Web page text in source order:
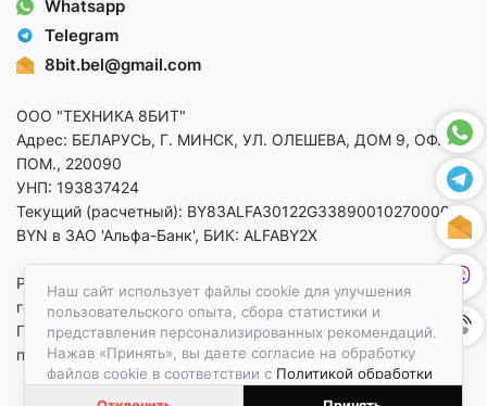
Наш сайт использует файлы cookie для улучшения
пользовательского опыта, сбора статистики и
представления персонализированных рекомендаций.
Нажав «Принять», вы даете согласие на обработку
файлов cookie в соответствии с Политикой обработки
Whatsapp
Telegram
8bit.bel@gmail.com
ООО "ТЕХНИКА 8БИТ"
Адрес: БЕЛАРУСЬ, Г. МИНСК, УЛ. ОЛЕШЕВА, ДОМ 9, ОФ. 5,
ПОМ., 220090
УНП: 193837424
Текущий (расчетный): BY83ALFA30122G33890010270000 в
BYN в ЗАО 'Альфа-Банк', БИК: ALFABY2X
Регистрация в торговом реестре от 14.08.2025 Минский
горисполком
По вопросам защиты прав потребителей
приемная:+375173783412